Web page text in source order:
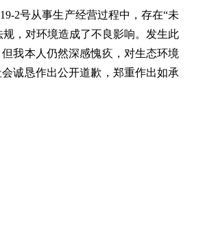
2号从事生产经营过程中，存在“未
，对环境造成了不良影响。发生此
我本人 仍然深感愧疚，对生态环境
诚恳作出公开道歉，郑重作出如承